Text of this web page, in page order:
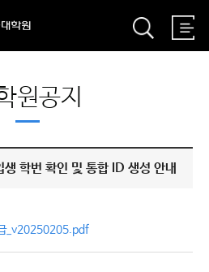
원공지
학번 확인 및 통합 ID 생성 안내
_v20250205.pdf